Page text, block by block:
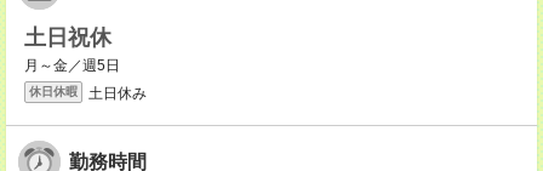
土日祝休
月～金／週5日
休日休暇 土日休み
勤務時間